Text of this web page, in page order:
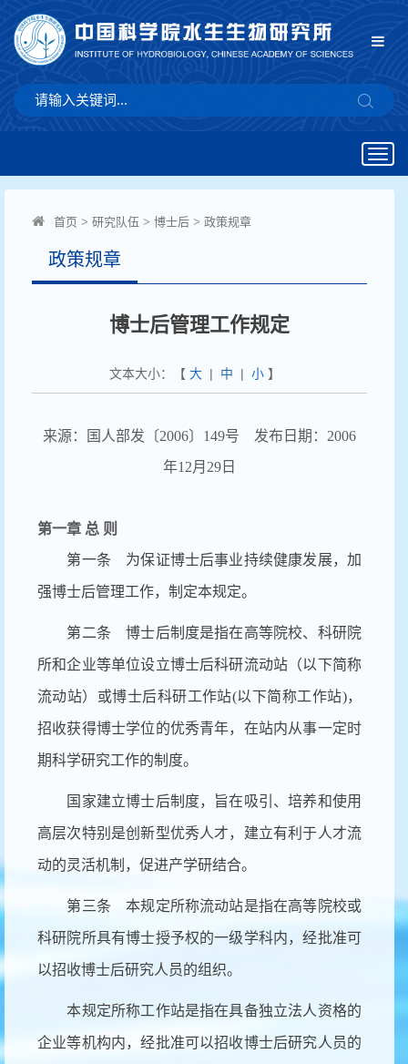
首页 > 研究队伍 > 博士后 > 政策规章
政策规章
博士后管理工作规定
文本大小：【 大| 中 | 小】
来源：国人部发〔2006〕149号 发布日期：2006
年12月29日
第一章 总 则
第一条 为保证博士后事业持续健康发展，加
强博士后管理工作，制定本规定。
第二条 博士后制度是指在高等院校、科研院
所和企业等单位设立博士后科研流动站 （以下简称
流动站）或博士后科研工作站(以下简称工作站)，
招收获得博士学位的优秀青年，在站内从事一定时
期科学研究工作的制度。
国家建立博士后制度，旨在吸引、培养和使用
高层次特别是创新型优秀人才，建立有利于人才流
动的灵活机制，促进产学研结合。
第三条 本规定所称流动站是指在高等院校或
科研院所具有博士授予权的一级学科内，经批准可
以招收博士后研究人员的组织。
本规定所称工作站是指在具备独立法人资格的
企业等机构内，经批准可以招收博士后研究人员的